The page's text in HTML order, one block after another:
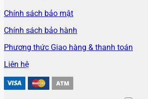
Chính sách bảo mật
Chính sách bảo hành
Phương thức Giao hàng & thanh toán
Liên hệ